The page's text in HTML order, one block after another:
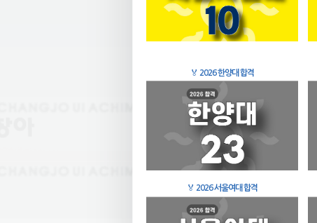
🏅 2026 한양대 합격
🏅 2026 서울여대 합격